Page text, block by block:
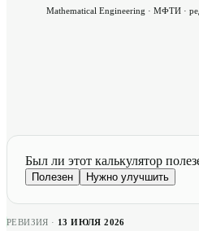
Mathematical Engineering · МФТИ ·
Был ли этот калькулятор
Полезен Нужно улучшить
РЕВИЗИЯ · 13 ИЮЛЯ 2026